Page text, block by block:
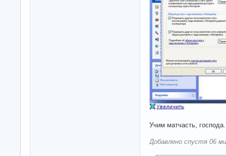
Учим матчасть, господа.
Добавлено спустя 06